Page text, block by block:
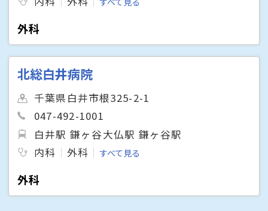
外科
北総白井病院
千葉県白井市根325-2-1
047-492-1001
白井駅 鎌ヶ谷大仏駅 鎌ヶ谷駅
内科
外科 すべて見る
外科